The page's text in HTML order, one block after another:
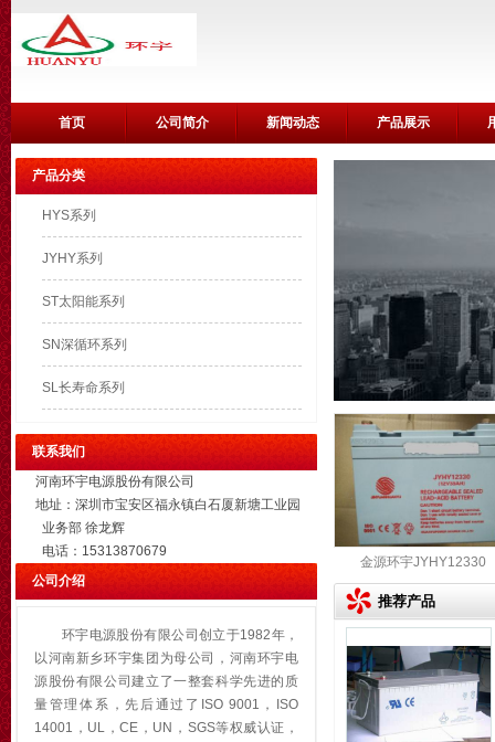
首页 公司简介 新闻动态 产品展示
产品分类
HYS系列
JYHY系列
ST太阳能系列
SN深循环系列
SL长寿命系列
联系我们
河南环宇电源股份有限公司
地址：深圳市宝安区福永镇白石厦新塘工业园
业务部 徐龙辉
电话：15313870679
公司介绍
环宇电源股份有限公司创立于1982年，
以河南新乡环宇集团为母公司，河南环宇电
源股份有限公司建立了一整套科学先进的质
量管理体系，先后通过了ISO 9001，ISO
14001，UL，CE，UN，SGS等权威认证，
金源环宇JYHY12500 金源环宇JYHY12400 金源环宇
推荐产品